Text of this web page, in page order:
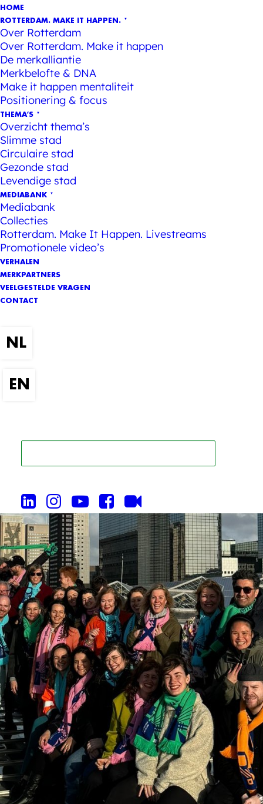
HOME
ROTTERDAM. MAKE IT HAPPEN.
Over Rotterdam
Over Rotterdam. Make it happen
De merkalliantie
Merkbelofte & DNA
Make it happen mentaliteit
Positionering & focus
THEMA’S
Overzicht thema’s
Slimme stad
Circulaire stad
Gezonde stad
Levendige stad
MEDIABANK
Mediabank
Collecties
Rotterdam. Make It Happen. Livestreams
Promotionele video’s
VERHALEN
MERKPARTNERS
VEELGESTELDE VRAGEN
CONTACT